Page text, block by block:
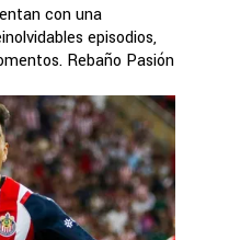
con una
episodios,
Rebaño Pasión